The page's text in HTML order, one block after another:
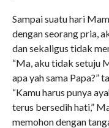
Sampai suatu hari
dengan seorang pria,
dan sekaligus tidak
“Ma, aku tidak setuju
apa yah sama Papa?”
“Kamu harus punya
terus bersedih hati,”
memohon dengan